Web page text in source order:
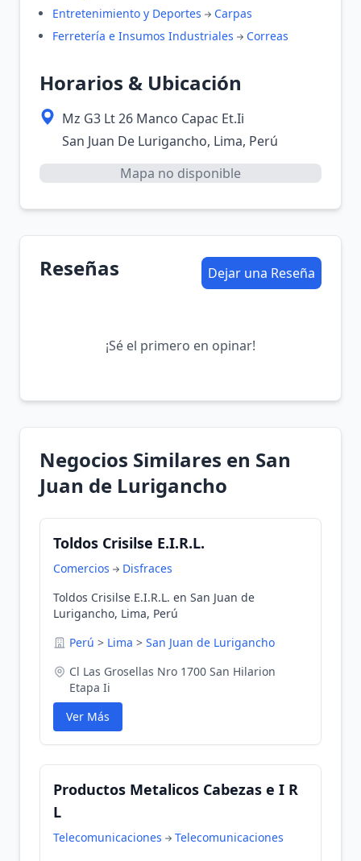
Entretenimiento y Deportes
Carpas
Ferretería e Insumos Industriales
Correas
Horarios & Ubicación
Mz G3 Lt 26 Manco Capac Et.Ii
San Juan De Lurigancho, Lima, Perú
Mapa no disponible
Reseñas Dejar una Reseña
¡Sé el primero en opinar!
Negocios Similares en San
Juan de Lurigancho
Toldos Crisilse E.I.R.L.
Comercios
Disfraces
Toldos Crisilse E.I.R.L. en San Juan de
Lurigancho, Lima, Perú
Perú > Lima > San Juan de Lurigancho
Cl Las Grosellas Nro 1700 San Hilarion
Etapa Ii
Ver Más
Productos Metalicos Cabezas e I R
L
Telecomunicaciones Telecomunicaciones